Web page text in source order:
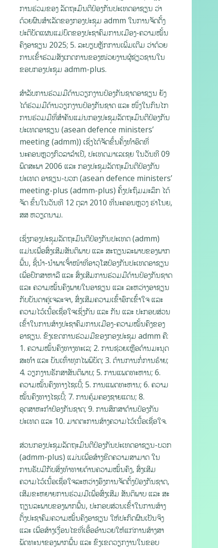
ການຮ່ວມຂອງ ລັດຖະມົນຕີປ້ອງກັນປະເທດອາຊຽນ ວ່າ
ດ້ວຍຜົນສໍາເລັດຂອງກອງປະຊຸມ admm ໃນການຈັດຕັ້ງ
ປະຕິບັດແຜນແມ່ບົດຂອງປະຊາຄົມການເມືອງ-ຄວາມໝັ້ນ
ຄົງອາຊຽນ 2025; 5. ລະບຽບຫຼັກການເພີ່ມເຕີມ ວ່າດ້ວຍ
ການເຂົ້າຮ່ວມສັງເກດການຂອງໜ່ວຍງານຜູ້ຊ່ຽວຊານໃນ
ຂອບກອງປະຊຸມ admm-plus.
ສໍາລັບການຮ່ວມມືດ້ານວຽກງານປ້ອງກັນຊາດອາຊຽນ ຍັງ
ໄດ້ຮ່ວມມືດ້ານວຽກງານປ້ອງກັນຊາດ ແລະ ໜຶ່ງໃນກົນໄກ
ການຮ່ວມມືທີ່ສໍາຄັນແມ່ນກອງປະຊຸມລັດຖະມົນຕີປ້ອງກັນ
ປະເທດອາຊຽນ (asean defence ministers’
meeting (admm)) ເຊິ່ງໄດ້ຈັດຂຶ້ນຄັ້ງທໍາອິດທີ່
ນະຄອນຫຼວງກົວລາລຳເປີ, ປະເທດມາເລເຊຍ ໃນວັນທີ 09
ພຶດສະພາ 2006 ແລະ ກອງປະຊຸມລັດຖະມົນຕີປ້ອງກັນ
ປະເທດ ອາຊຽນ-ບວກ (asean defence ministers’
meeting-plus (admm-plus) ຄັ້ງປະຖົມມະລຶກ ໄດ້
ຈັດ ຂຶ້ນໃນວັນທີ 12 ຕຸລາ 2010 ທີ່ນະຄອນຫຼວງ ຮ່າໂນຍ,
ສສ ຫວຽດນາມ.
ເຊິ່ງກອງປະຊຸມລັດຖະມົນຕີປ້ອງກັນປະເທດ (admm)
ແມ່ນເພື່ອສົ່ງເສີມສັນຕິພາບ ແລະ ສະຖຽນລະພາບຂອງພາກ
ພື້ນ, ຊີ້ນໍາ-ນໍາພາເຈົ້າໜ້າທີ່ອາວຸໂສປ້ອງກັນປະເທດອາຊຽນ
ເພື່ອປຶກສາຫາລື ແລະ ສົ່ງເສີມການຮ່ວມມືດ້ານປ້ອງກັນຊາດ
ແລະ ຄວາມໝັ້ນຄົງພາຍໃນອາຊຽນ ແລະ ລະຫວ່າງອາຊຽນ
ກັບບັນດາຄູ່ເຈລະຈາ, ສົ່ງເສີມຄວາມເຂົ້າອົກເຂົ້າໃຈ ແລະ
ຄວາມໄວ້ເນື້ອເຊື່ອໃຈເຊິ່ງກັນ ແລະ ກັນ ແລະ ປະກອບສ່ວນ
ເຂົ້າໃນການສ້າງປະຊາຄົມການເມືອງ-ຄວາມໝັ້ນຄົງຂອງ
ອາຊຽນ. ຂົງເຂດການຮ່ວມມືຂອງກອງປະຊຸມ admm ຄື:
1. ຄວາມໝັ້ນຄົງທາງທະເລ; 2. ການຊ່ວຍເຫຼືອດ້ານມະນຸດ
ສະທຳ ແລະ ບັນເທົ່າທຸກໄພພິບັດ; 3. ຕ້ານການກໍ່ການຮ້າຍ;
4. ວຽກງານຮັກສາສັນຕິພາບ; 5. ການແພດທະຫານ; 6.
ຄວາມໝັ້ນຄົງທາງໄຊເບີ້; 5. ການແພດທະຫານ; 6. ຄວາມ
ໝັ້ນຄົງທາງໄຊເບີ້; 7. ການຄຸ້ມຄອງຊາຍແດນ; 8.
ອຸດສາຫະກຳປ້ອງກັນຊາດ; 9. ການສຶກສາດ້ານປ້ອງກັນ
ປະເທດ ແລະ 10. ມາດຕະການສ້າງຄວາມໄວ້ເນື້ອເຊື່ອໃຈ.
ສ່ວນກອງປະຊຸມລັດຖະມົນຕີປ້ອງກັນປະເທດອາຊຽນ-ບວກ
(admm-plus) ແມ່ນເພື່ອສ້າງຂີດຄວາມສາມາດ ໃນ
ການຮັບມືກັບສິ່ງທ້າທາຍດ້ານຄວາມໝັ້ນຄົງ, ສົ່ງເສີມ
ຄວາມໄວ້ເນື້ອເຊື່ອໃຈລະຫວ່າງອົງການຈັດຕັ້ງປ້ອງກັນຊາດ,
ເສີມຂະຫຍາຍການຮ່ວມມືເພື່ອສົ່ງເສີມ ສັນຕິພາບ ແລະ ສະ
ຖຽນລະພາບຂອງພາກພື້ນ, ປະກອບສ່ວນເຂົ້າໃນການສ້າງ
ຕັ້ງປະຊາຄົມຄວາມໝັ້ນຄົງອາຊຽນ ໃຫ້ປະກົດຜົນເປັນຈິງ
ແລະ ເພື່ອສ້າງເງື່ອນໄຂທີ່ເອື້ອອໍານວຍໃຫ້ແກ່ການສ້າງສາ
ພັດທະນາຂອງພາກພື້ນ ແລະ ຂົງເຂດວຽກງານໃນຂອບ